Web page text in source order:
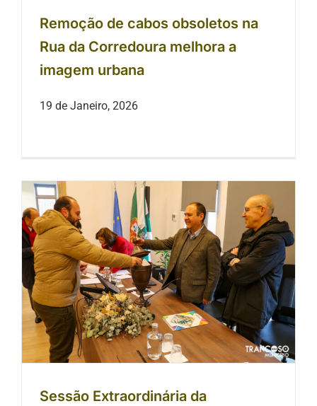
Remoção de cabos obsoletos na
Rua da Corredoura melhora a
imagem urbana
19 de Janeiro, 2026
Sessão Extraordinária da
Assembleia Municipal
Sessão Extraordinária da